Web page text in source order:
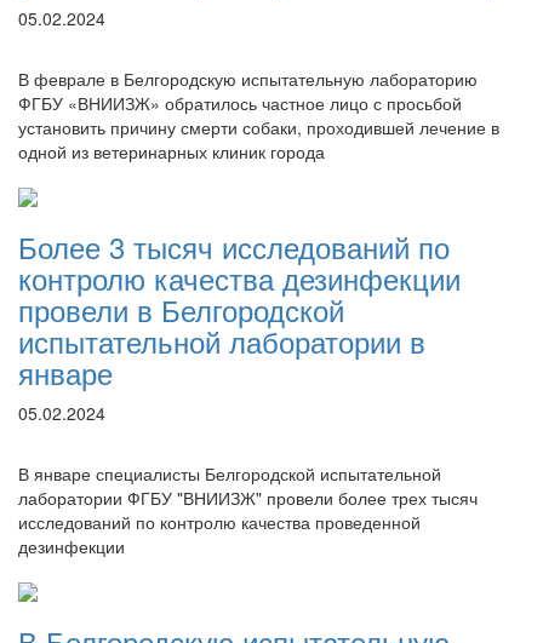
05.02.2024
В феврале в Белгородскую испытательную лабораторию
ФГБУ «ВНИИЗЖ» обратилось частное лицо с просьбой
установить причину смерти собаки, проходившей лечение в
одной из ветеринарных клиник города
Более 3 тысяч исследований по
контролю качества дезинфекции
провели в Белгородской
испытательной лаборатории в
январе
05.02.2024
В январе специалисты Белгородской испытательной
лаборатории ФГБУ "ВНИИЗЖ" провели более трех тысяч
исследований по контролю качества проведенной
дезинфекции